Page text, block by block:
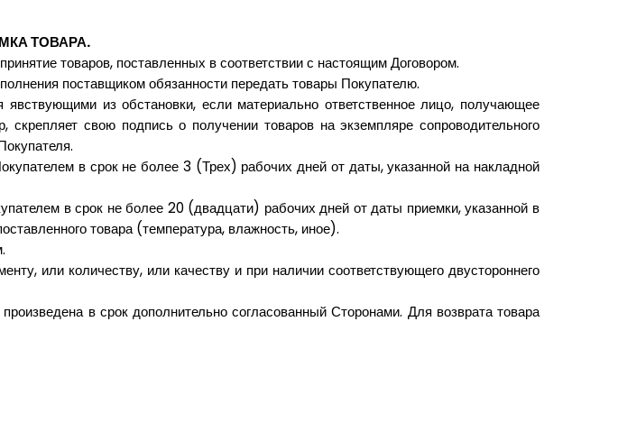
ТОВАРА.
товаров, поставленных в соответствии с настоящим Договором.
поставщиком обязанности передать товары Покупателю.
из обстановки, если материально ответственное лицо, получающее
свою подпись о получении товаров на экземпляре сопроводительного
в срок не более 3 (Трех) рабочих дней от даты, указанной на накладной
в срок не более 20 (двадцати) рабочих дней от даты приемки, указанной в
товара (температура, влажность, иное).
или количеству, или качеству и при наличии соответствующего двустороннего
в срок дополнительно согласованный Сторонами. Для возврата товара